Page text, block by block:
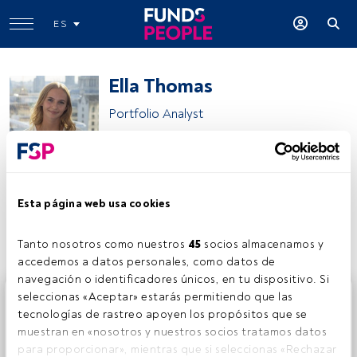
Esta página web usa cookies
Tanto nosotros como nuestros 45 socios almacenamos y
accedemos a datos personales, como datos de
navegación o identificadores únicos, en tu dispositivo. Si
seleccionas «Aceptar» estarás permitiendo que las
tecnologías de rastreo apoyen los propósitos que se
muestran en «nosotros y nuestros socios tratamos datos
para proporcionar», mientras que si seleccionas «Rechazar
ES
Ella Thomas
Portfolio Analyst
Compartir:
Este es un artículo exclusivo para los usuarios registrados
de FundsPeople. Si ya estás registrado, accede desde el
botón Login. Si aún no tienes cuenta, te invitamos a
registrarte y disfrutar de todo el universo que ofrece